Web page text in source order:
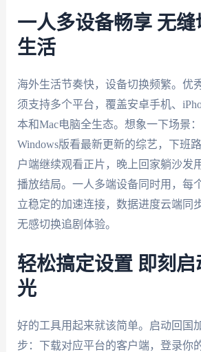
一人多设备畅享 无缝
生活
海外生活节奏快，设备切换频繁。优
须支持多个平台，覆盖安卓手机、
本和Mac电脑全生态。想象一下场景
Windows版看最新更新的综艺，下班
户端继续观看正片，晚上回家躺沙发
播放结局。一人多端设备同时用，每
立稳定的加速连接，数据进度云端同
无感切换追剧体验。
轻松搞定设置 即刻启
光
好的工具用起来就该简单。启动回国
步：下载对应平台的客户端，登录你